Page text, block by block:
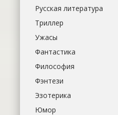
Русская литература
Триллер
Ужасы
Фантастика
Философия
Фэнтези
Эзотерика
Юмор